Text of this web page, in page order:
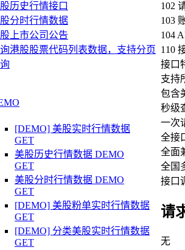
历史行情接口
分时行情数据
上市公司公告
港股股票代码列表数据，支持分页
[DEMO] 美股实时行情数据
GET
美股历史行情数据 DEMO
GET
美股分时行情数据 DEMO
GET
[DEMO] 美股粉单实时行情数据
GET
[DEMO] 分类美股实时行情数据
GET
102
103
104
110
接口
支持
包含
秒级
一次
全接
全面
全国
接口
请
无